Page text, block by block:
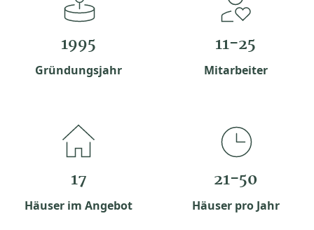
1995
Gründungsjahr
11-25
Mitarbeiter
17
Häuser im Angebot
21-50
Häuser pro Jahr